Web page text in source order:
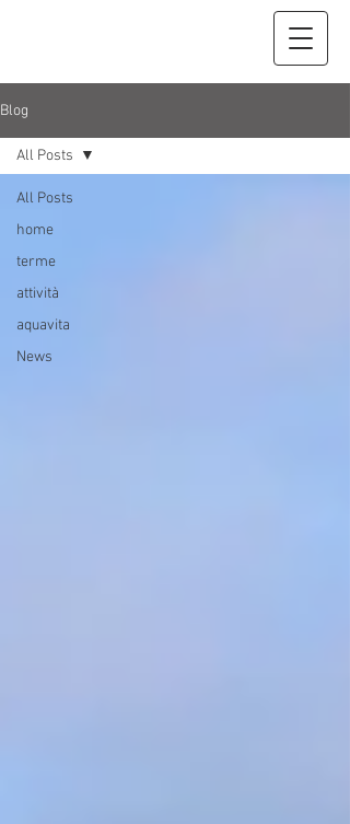
Blog
All Posts
home
terme
attività
aquavita
News
All Posts